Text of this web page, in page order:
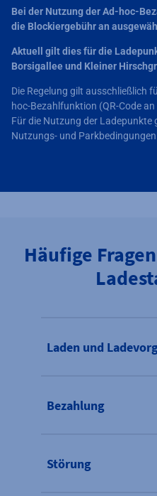
Bei der Nutzung der Ad-hoc-
die Blockiergebühr an
Aktuell gilt dies für die
Borsigallee und Kleiner
Die Regelung gilt ausschließlich
hoc-Bezahlfunktion (QR-Code
Für die Nutzung der Ladepunkte
Nutzungs- und
Häufige
Laden und
Bezahlung
Störung